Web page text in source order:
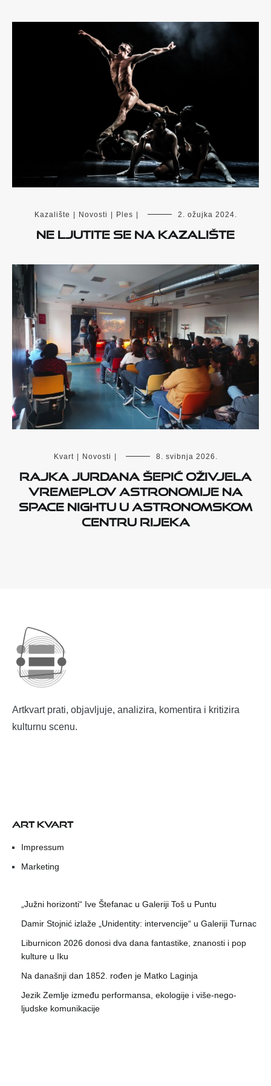
Kazalište Novosti Ples 2. ožujka 2024.
Ne ljutite se na kazalište
Kvart Novosti 8. svibnja 2026.
Rajka Jurdana Šepić oživjela
vremeplov astronomije na
Space Nightu u Astronomskom
centru Rijeka
Artkvart prati, objavljuje, analizira, komentira i kritizira
kulturnu scenu.
ART KVART
Impressum
Marketing
„Južni horizonti“ Ive Štefanac u Galeriji Toš u Puntu
Damir Stojnić izlaže „Unidentity: intervencije“ u Galeriji Turnac
Liburnicon 2026 donosi dva dana fantastike, znanosti i pop
kulture u Iku
Na današnji dan 1852. rođen je Matko Laginja
Jezik Zemlje između performansa, ekologije i više-nego-
ljudske komunikacije